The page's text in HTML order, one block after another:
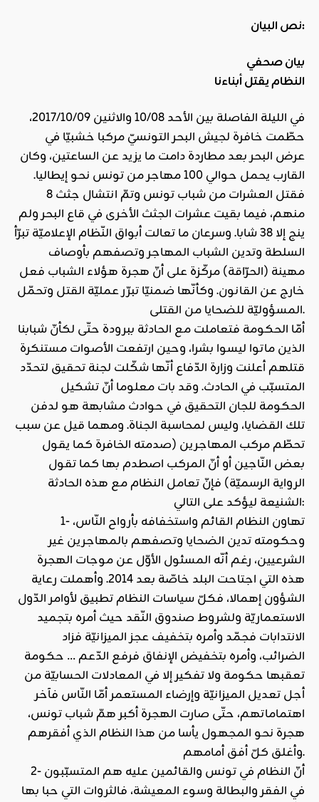
نص البيان:
بيان صحفي
النظام يقتل أبناءنا
في الليلة الفاصلة بين الأحد 10/08 والاثنين 2017/10/09،
حطّمت خافرة لجيش البحر التونسيّ مركبا خشبيّا في
عرض البحر بعد مطاردة دامت ما يزيد عن الساعتين، وكان
القارب يحمل حوالي 100 مهاجر من تونس نحو إيطاليا.
فقتل العشرات من شباب تونس وتمّ انتشال جثث 8
منهم، فيما بقيت عشرات الجثث الأخرى في قاع البحر ولم
ينج إلا 38 شابا. وسرعان ما تعالت أبواق النّظام الإعلاميّة تبرّأ
السلطة وتدين الشباب المهاجر وتصفهم بأوصاف
مهينة (الحرّاقة) مركّزة على أنّ هجرة هؤلاء الشباب فعل
خارج عن القانون. وكأنّها ضمنيّا تبرّر عمليّة القتل وتحمّل
المسؤوليّة للضحايا من القتلى.
أمّا الحكومة فتعاملت مع الحادثة ببرودة حتّى لكأنّ شبابنا
الذين ماتوا ليسوا بشرا، وحين ارتفعت الأصوات مستنكرة
قتلهم أعلنت وزارة الدّفاع أنّها شكّلت لجنة تحقيق لتحدّد
المتسبّب في الحادث. وقد بات معلوما أنّ تشكيل
الحكومة للجان التحقيق في حوادث مشابهة هو لدفن
تلك القضايا، وليس لمحاسبة الجناة. ومهما قيل عن سبب
تحطّم مركب المهاجرين (صدمته الخافرة كما يقول
بعض النّاجين أو أنّ المركب اصطدم بها كما تقول
الرواية الرسميّة) فإنّ تعامل النظام مع هذه الحادثة
الشنيعة ليؤكد على التالي:
1- تهاون النظام القائم واستخفافه بأرواح النّاس،
وحكومته تدين الضحايا وتصفهم بالمهاجرين غير
الشرعيين، رغم أنّه المسئول الأوّل عن موجات الهجرة
هذه التي اجتاحت البلد خاصّة بعد 2014. وأهملت رعاية
الشؤون إهمالا، فكلّ سياسات النظام تطبيق لأوامر الدّول
الاستعماريّة ولشروط صندوق النّقد حيث أمره بتجميد
الانتدابات فجمّد وأمره بتخفيف عجز الميزانيّة فزاد
الضرائب، وأمره بتخفيض الإنفاق فرفع الدّعم … حكومة
تعقبها حكومة ولا تفكير إلا في المعادلات الحسابيّة من
أجل تعديل الميزانيّة وإرضاء المستعمر أمّا النّاس فآخر
اهتماماتهم، حتّى صارت الهجرة أكبر همّ شباب تونس،
هجرة نحو المجهول يأسا من هذا النظام الذي أفقرهم
وأغلق كلّ أفق أمامهم.
2- أنّ النظام في تونس والقائمين عليه هم المتسبّبون
في الفقر والبطالة وسوء المعيشة، فالثروات التي حبا بها